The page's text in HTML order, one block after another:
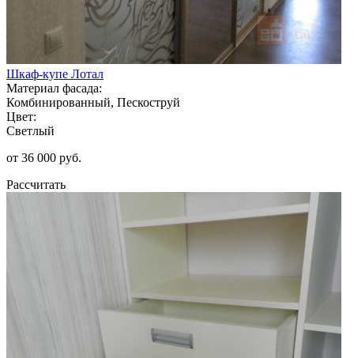
Шкаф-купе Лотал
Материал фасада:
Комбинированный, Пескоструй
Цвет:
Светлый
от 36 000 руб.
Рассчитать